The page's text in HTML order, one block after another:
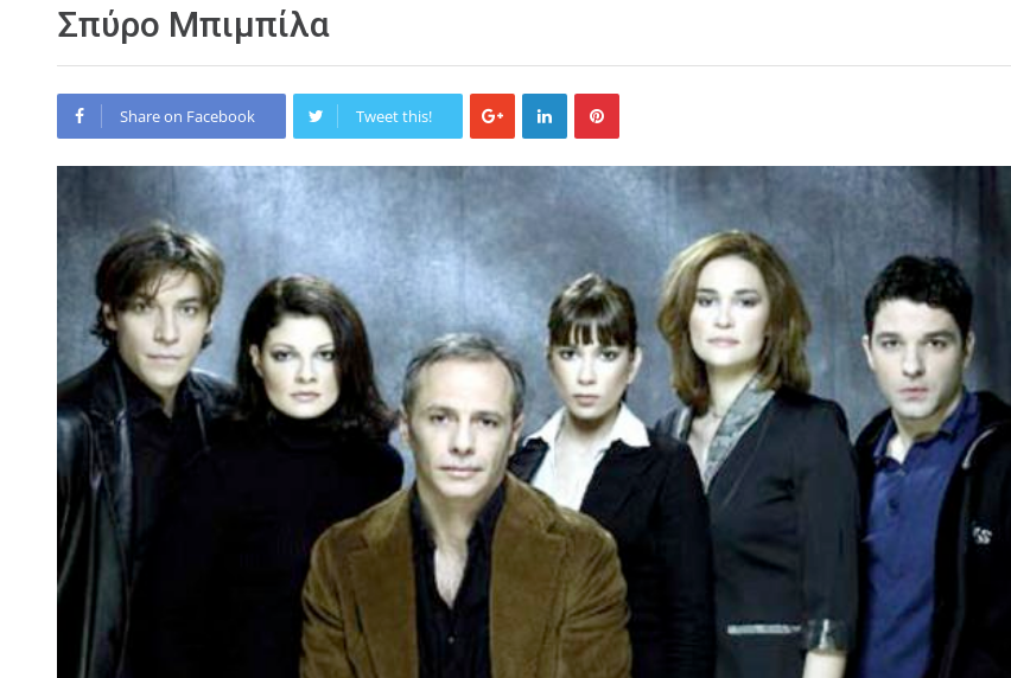
Σπύρο Μπιμπίλα
Share on Facebook Tweet this!